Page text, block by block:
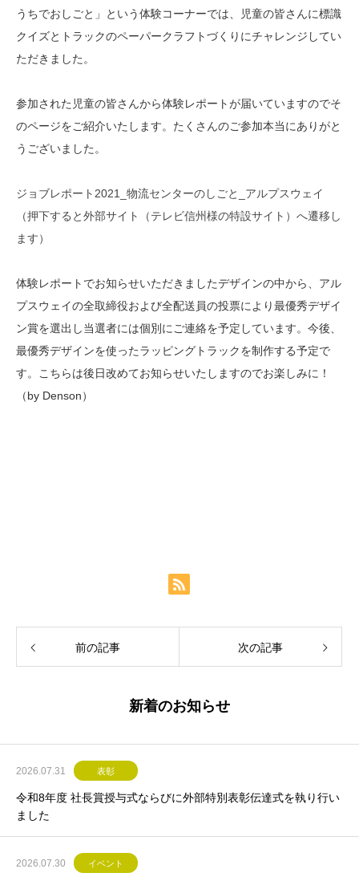
うちでおしごと」という体験コーナーでは、児童の皆さんに標識
クイズとトラックのペーパークラフトづくりにチャレンジしてい
ただきました。
参加された児童の皆さんから体験レポートが届いていますのでそ
のページをご紹介いたします。たくさんのご参加本当にありがと
うございました。
ジョブレポート2021_物流センターのしごと_アルプスウェイ
（押下すると外部サイト（テレビ信州様の特設サイト）へ遷移し
ます）
体験レポートでお知らせいただきましたデザインの中から、アル
プスウェイの全取締役および全配送員の投票により最優秀デザイ
ン賞を選出し当選者には個別にご連絡を予定しています。今後、
最優秀デザインを使ったラッピングトラックを制作する予定で
す。こちらは後日改めてお知らせいたしますのでお楽しみに！
（by Denson）
前の記事 次の記事
新着のお知らせ
2026.07.31 表彰
令和8年度 社長賞授与式ならびに外部特別表彰伝達式を執り行い
ました
2026.07.30 イベント